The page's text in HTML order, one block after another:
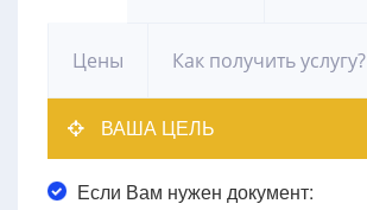
Цены Как получить услугу?
ВАША ЦЕЛЬ
Если Вам нужен документ: